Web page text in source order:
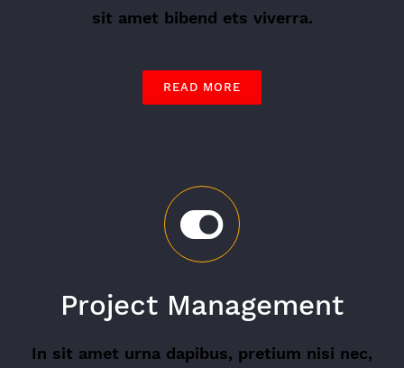
sit amet bibend ets viverra.
READ MORE
Project Management
In sit amet urna dapibus, pretium nisi nec,